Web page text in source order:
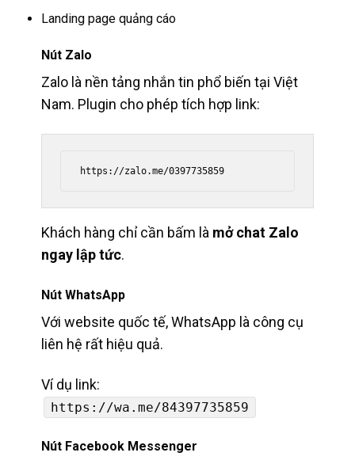
Landing page quảng cáo
Nút Zalo
Zalo là nền tảng nhắn tin phổ biến tại Việt
Nam. Plugin cho phép tích hợp link:
https://zalo.me/0397735859
Khách hàng chỉ cần bấm là mở chat Zalo
ngay lập tức.
Nút WhatsApp
Với website quốc tế, WhatsApp là công cụ
liên hệ rất hiệu quả.
Ví dụ link:
https://wa.me/84397735859
Nút Facebook Messenger